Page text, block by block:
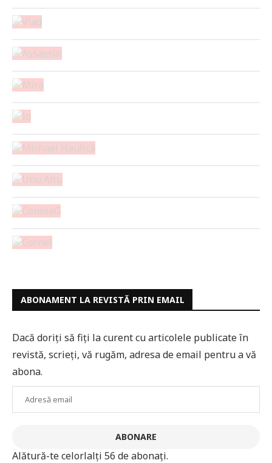
ABONAMENT LA REVISTĂ PRIN EMAIL
Dacă doriți să fiți la curent cu articolele publicate în
revistă, scrieți, vă rugăm, adresa de email pentru a vă
abona.
ABONARE
Alătură-te celorlalți 56 de abonați.